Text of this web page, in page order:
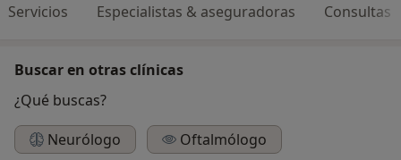
Servicios Especialistas & aseguradoras Consultas
Buscar en otras clínicas
¿Qué buscas?
Neurólogo
Oftalmólogo